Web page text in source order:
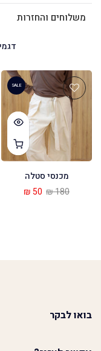
משלוחים והחזרות
SALE
מכנסי סטלה
180 ₪
50 ₪
בואו לבקר